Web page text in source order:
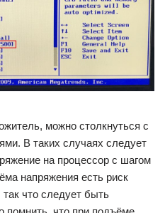
можно столкнуться с
В таких случаях следует
на процессор c шагом
напряжения есть риск
что следует быть